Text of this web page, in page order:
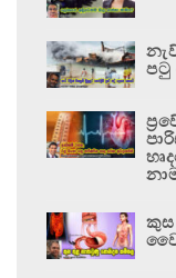
පටු